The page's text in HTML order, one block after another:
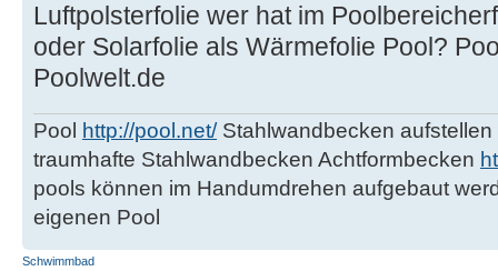
Luftpolsterfolie wer hat im
oder Solarfolie als Wärmefolie Pool?
Poolwelt.de
Pool http://pool.net/Stahlwandbecken
traumhafte Stahlwandbecken Achtformbecken
pools können im Handumdrehen aufgebaut
eigenen Pool
Schwimmbad